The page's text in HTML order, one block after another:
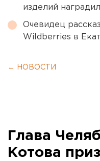
изделий
Очевидец
Wildberries в
← НОВОСТИ
Глава
Котова